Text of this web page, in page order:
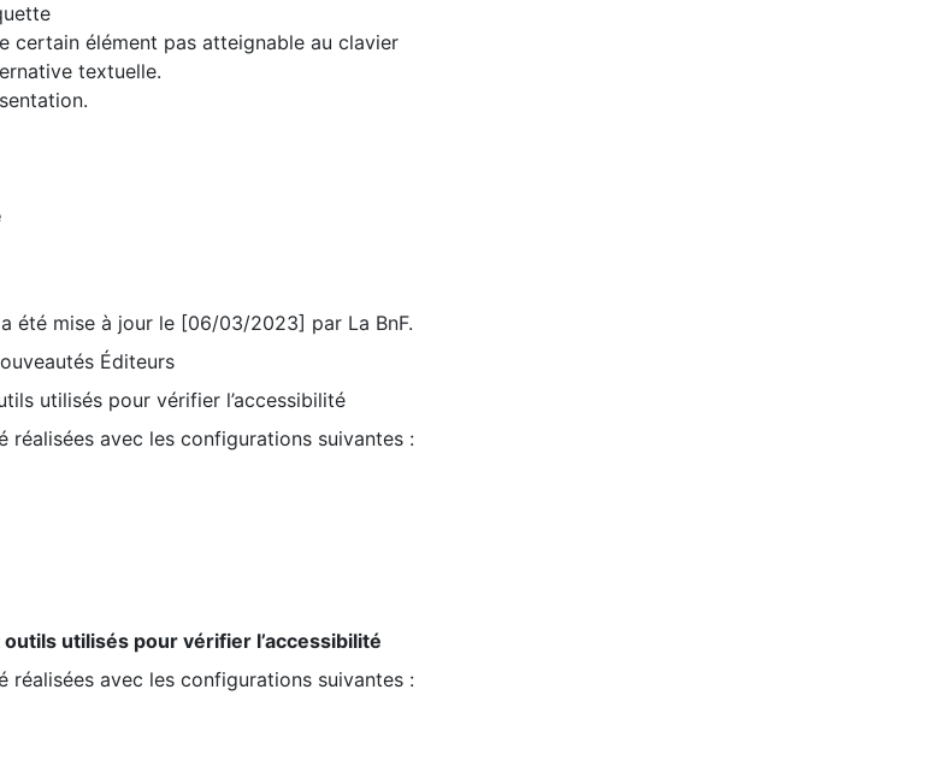
certain élément pas atteignable au clavier
textuelle.
été mise à jour le [06/03/2023] par La BnF.
Éditeurs
utilisés pour vérifier l’accessibilité
avec les configurations suivantes :
utilisés pour vérifier l’accessibilité
avec les configurations suivantes :